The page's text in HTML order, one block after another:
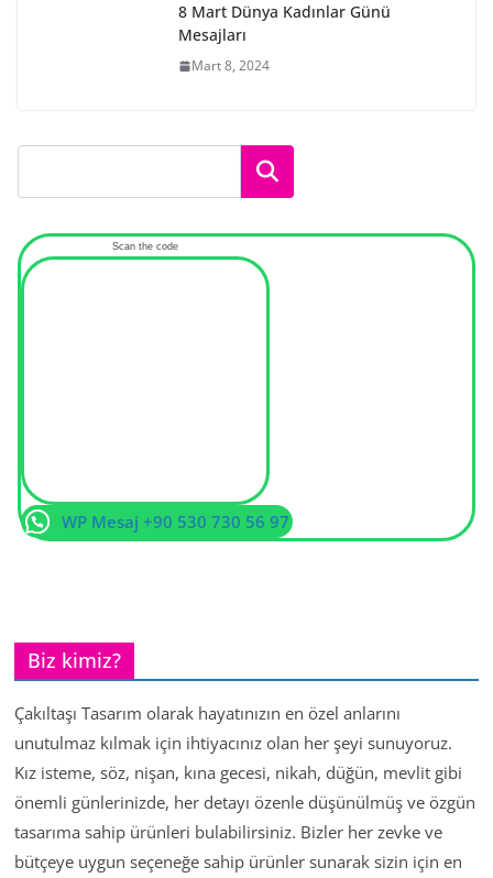
8 Mart Dünya Kadınlar Günü
Mesajları
Mart 8, 2024
Ara
Scan the code
WP Mesaj +90 530 730 56 97
Biz kimiz?
Çakıltaşı Tasarım olarak hayatınızın en özel anlarını
unutulmaz kılmak için ihtiyacınız olan her şeyi sunuyoruz.
Kız isteme, söz, nişan, kına gecesi, nikah, düğün, mevlit gibi
önemli günlerinizde, her detayı özenle düşünülmüş ve özgün
tasarıma sahip ürünleri bulabilirsiniz. Bizler her zevke ve
bütçeye uygun seçeneğe sahip ürünler sunarak sizin için en